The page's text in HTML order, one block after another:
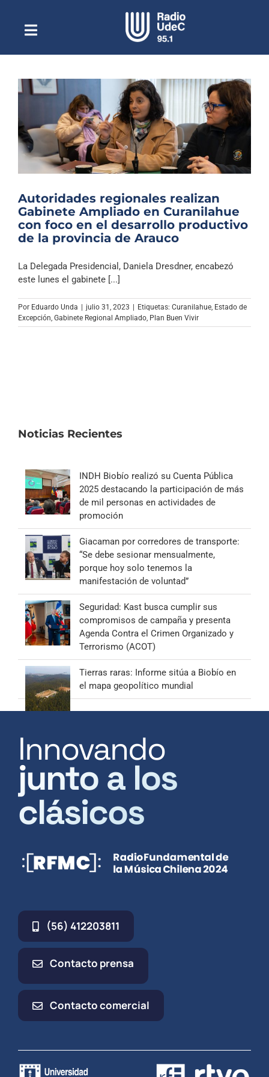
contenidoToggle
NavigationEscuchar Radio UdeC en vivo
Quiénes Somos
Programación
Podcast
Noticias
Columnas
Música Clásica
Archivo Sonoro
Autoridades regionales realizan
Gabinete Ampliado en Curanilahue
con foco en el desarrollo productivo
de la provincia de Arauco
La Delegada Presidencial, Daniela Dresdner, encabezó
este lunes el gabinete [...]
Por Eduardo Unda | julio 31, 2023 | Etiquetas: Curanilahue Estado de
Excepción Gabinete Regional Ampliado Plan Buen Vivir
Noticias Recientes
INDH Biobío realizó su Cuenta Pública
2025 destacando la participación de más
de mil personas en actividades de
promoción
Giacaman por corredores de transporte:
“Se debe sesionar mensualmente,
porque hoy solo tenemos la
manifestación de voluntad”
Seguridad: Kast busca cumplir sus
compromisos de campaña y presenta
Agenda Contra el Crimen Organizado y
Terrorismo (ACOT)
Tierras raras: Informe sitúa a Biobío en
el mapa geopolítico mundial
Innovando
junto a los
clásicos
(56) 412203811
Contacto prensa
Contacto comercial